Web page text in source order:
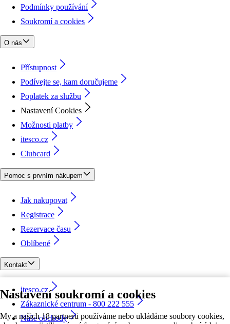
Nastavení soukromí a cookies
My a našich 18 partnerů používáme nebo ukládáme soubory cookies,
Podmínky používání
Soukromí a cookies
O nás
Přístupnost
Podívejte se, kam doručujeme
Poplatek za službu
Nastavení Cookies
Možnosti platby
itesco.cz
Clubcard
Pomoc s prvním nákupem
Jak nakupovat
Registrace
Rezervace času
Oblíbené
Kontakt
itesco.cz
Zákaznické centrum - 800 222 555
Naše obchody